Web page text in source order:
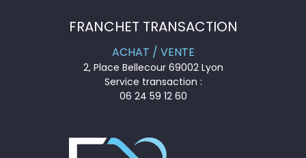
FRANCHET TRANSACTION
ACHAT / VENTE
2, Place Bellecour 69002 Lyon
Service transaction :
06 24 59 12 60